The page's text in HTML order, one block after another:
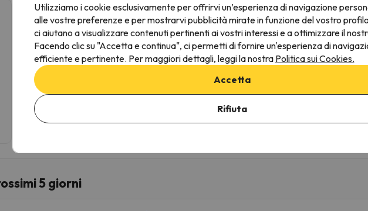
22:00
15 ºC
Vento 9 km/h
21:00
18 ºC
Vento 5 km/h
20:00
15 ºC
Vento 10 km/h
5 giorni
Utilizziamo i cookie esclusivamente per offrirvi un’esperienza di navigazione
alle vostre preferenze e per mostrarvi pubblicità mirate in funzione del vostro
ci aiutano a visualizzare contenuti pertinenti ai vostri interessi e a ottimizzare il
Facendo clic su "Accetta e continua", ci permetti di fornire un'esperienza di
efficiente e pertinente. Per maggiori dettagli, leggi la nostra Politica sui Cookies.
Accetta
Rifiuta